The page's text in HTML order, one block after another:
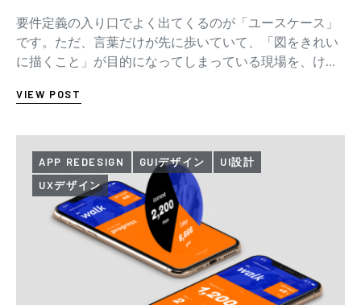
要件定義の入り口でよく出てくるのが「ユースケース」
です。ただ、言葉だけが先に歩いていて、「図をきれい
に描くこと」が目的になってしまっている現場を、けっ
VIEW POST
APP REDESIGN GUIデザイン
UI設計
UXデザイン